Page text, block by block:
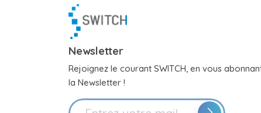
Newsletter
Rejoignez le courant SWITCH, en vous
la Newsletter !